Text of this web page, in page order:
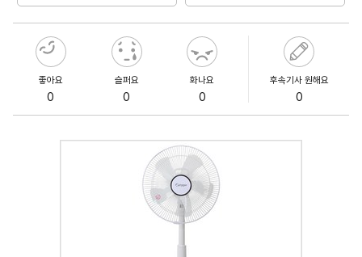
좋아요
0
슬퍼요
0
화나요
0
후속기사 원해요
0